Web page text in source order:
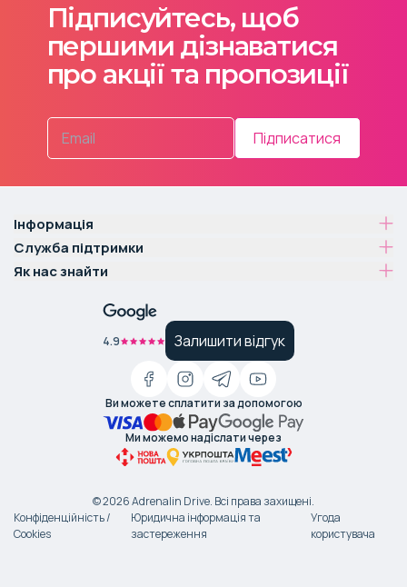
Підписуйтесь, щоб
першими дізнаватися
про акції та пропозиції
Підписатися
Інформація
Служба підтримки
Як нас знайти
4.9 Залишити відгук
Ви можете сплатити за допомогою
Ми можемо надіслати через
©2026Adrenalin Drive. Всі права захищені.
Конфіденційність /
Cookies
Юридична інформація та
застереження
Угода
користувача